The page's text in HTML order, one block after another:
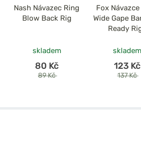
Nash Návazec Ring
Blow Back Rig
skladem
80 Kč
89 Kč
Fox
Wide Gape
Ready
skladem
123 Kč
137 Kč